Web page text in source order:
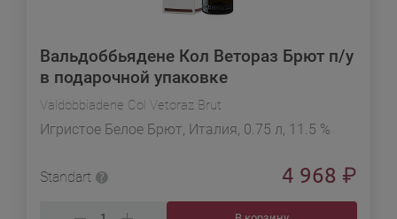
Вальдоббьядене Кол Ветораз Брют п/у
в подарочной упаковке
Valdobbiadene Col Vetoraz Brut
Игристое Белое Брют, Италия, 0.75 л, 11.5 %
Standart 4 968 ₽